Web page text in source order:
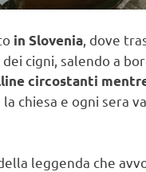
in Slovenia, dove
cigni, salendo a
circostanti
chiesa e ogni sera
della leggenda che